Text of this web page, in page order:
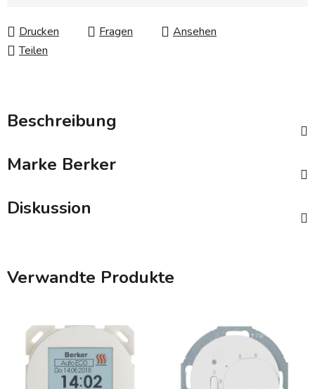
Drucken Fragen
Ansehen
Teilen
Beschreibung
Marke Berker
Diskussion
Verwandte Produkte